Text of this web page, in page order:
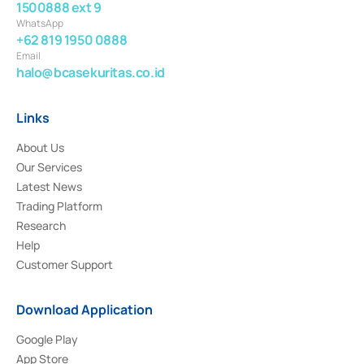
1500888 ext 9
WhatsApp
+62 819 1950 0888
Email
halo@bcasekuritas.co.id
Links
About Us
Our Services
Latest News
Trading Platform
Research
Help
Customer Support
Download Application
Google Play
App Store